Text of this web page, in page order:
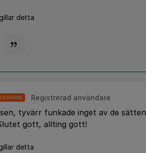
detta
Registrerad användare
tyvärr funkade inget av de
gott, allting gott!
detta